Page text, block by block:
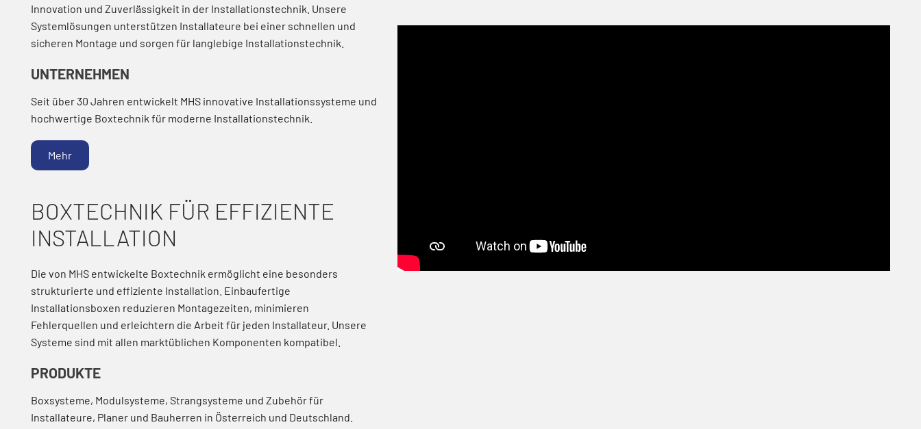
Innovation und Zuverlässigkeit in der Installationstechnik. Unsere
Systemlösungen unterstützen Installateure bei einer schnellen und
sicheren Montage und sorgen für langlebige Installationstechnik.
UNTERNEHMEN
Seit über 30 Jahren entwickelt MHS innovative Installationssysteme und
hochwertige Boxtechnik für moderne Installationstechnik.
Mehr
BOXTECHNIK FÜR EFFIZIENTE
INSTALLATION
Die von MHS entwickelte Boxtechnik ermöglicht eine besonders
strukturierte und effiziente Installation. Einbaufertige
Installationsboxen reduzieren Montagezeiten, minimieren
Fehlerquellen und erleichtern die Arbeit für jeden Installateur. Unsere
Systeme sind mit allen marktüblichen Komponenten kompatibel.
PRODUKTE
Boxsysteme, Modulsysteme, Strangsysteme und Zubehör für
Installateure, Planer und Bauherren in Österreich und Deutschland.